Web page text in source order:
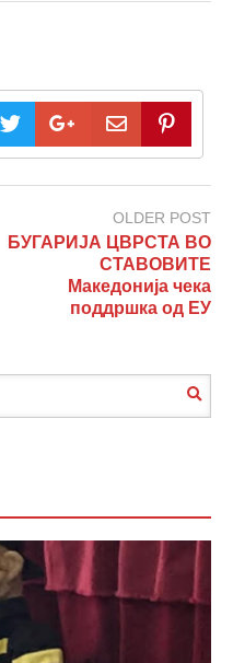
OLDER POST
БУГАРИЈА ЦВРСТА ВО
СТАВОВИТЕ
Македонија чека
поддршка од ЕУ